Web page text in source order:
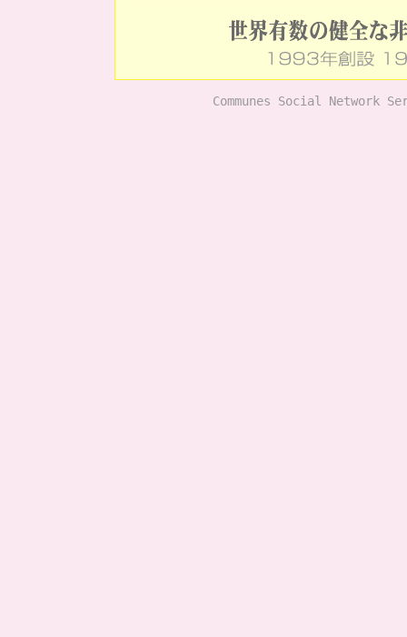
Communes Social Network